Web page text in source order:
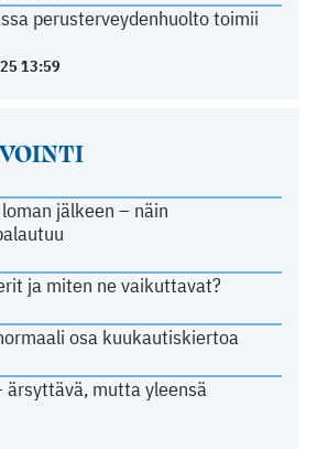
perusterveydenhuolto toimii
13:59
jälkeen – näin
ja miten ne vaikuttavat?
osa kuukautiskiertoa
ärsyttävä, mutta yleensä